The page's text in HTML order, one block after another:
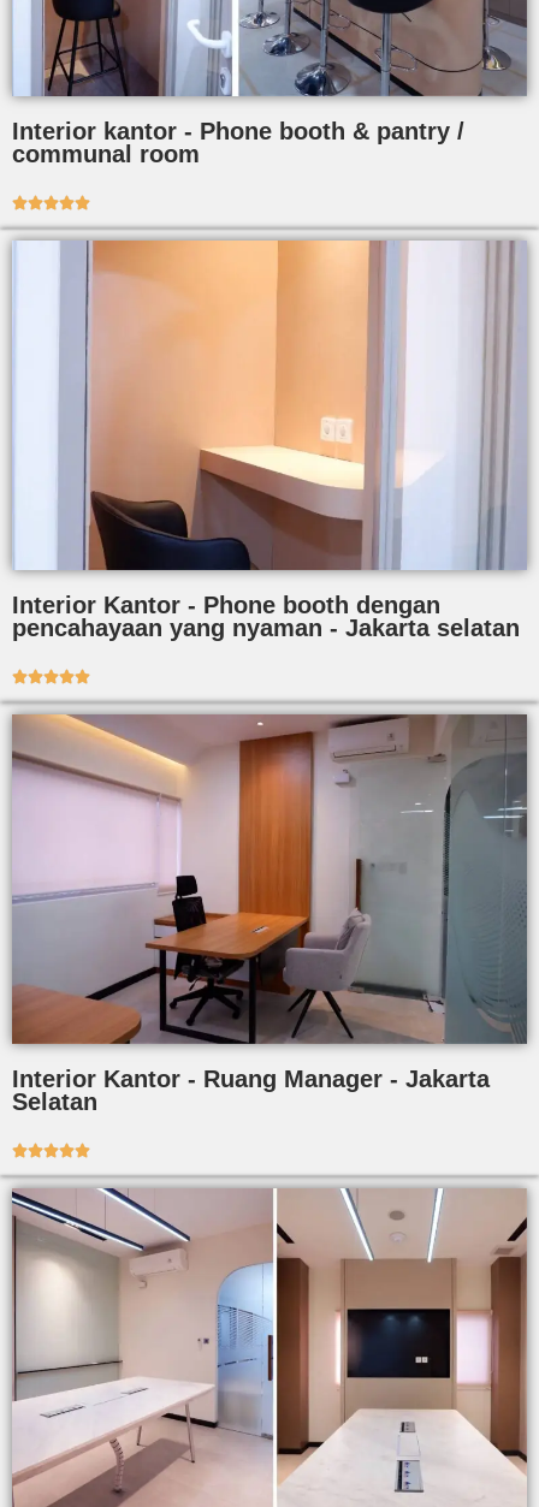
Interior kantor - Phone booth & pantry /
communal room

Interior Kantor - Phone booth dengan
pencahayaan yang nyaman - Jakarta selatan

Interior Kantor - Ruang Manager - Jakarta
Selatan
